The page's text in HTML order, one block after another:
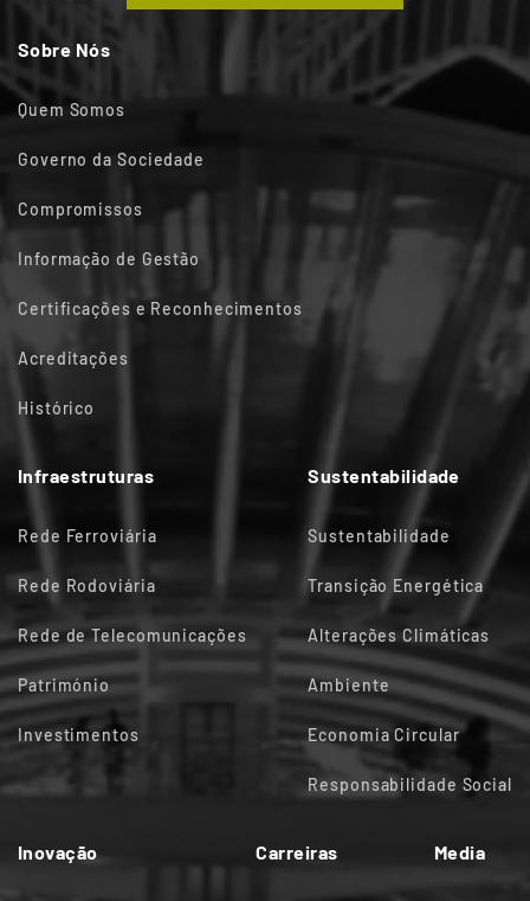
Sobre Nós
Quem Somos
Governo da Sociedade
Compromissos
Informação de Gestão
Certificações e Reconhecimentos
Acreditações
Histórico
Infraestruturas
Rede Ferroviária
Rede Rodoviária
Rede de Telecomunicações
Património
Investimentos
Sustentabilidade
Sustentabilidade
Transição Energética
Alterações Climáticas
Ambiente
Economia Circular
Responsabilidade Social
Inovação Carreiras Media